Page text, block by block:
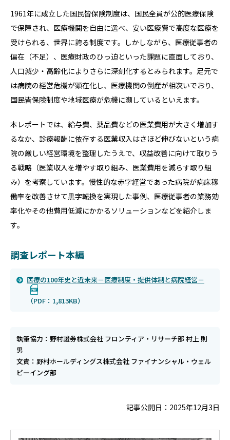
1961年に成立した国民皆保険制度は、国民全員が公的医療保険
で保障され、医療機関を自由に選べ、安い医療費で高度な医療を
受けられる、世界に誇る制度です。しかしながら、医療従事者の
偏在（不足）、医療財政のひっ迫といった課題に直面しており、
人口減少・高齢化によりさらに深刻化するとみられます。足元で
は病院の経営危機が顕在化し、医療機関の倒産が相次いでおり、
国民皆保険制度や地域医療が危機に瀕しているといえます。
本レポートでは、給与費、薬品費などの医業費用が大きく増加す
るなか、診療報酬に依存する医業収入はさほど伸びないという病
院の厳しい経営環境を整理したうえで、収益改善に向けて取りう
る戦略（医業収入を増やす取り組み、医業費用を減らす取り組
み）を考察しています。慢性的な赤字経営であった病院が病床稼
働率を改善させて黒字転換を実現した事例、医療従事者の業務効
率化やその他費用低減にかかるソリューションなどを紹介しま
す。
調査レポート本編
医療の100年史と近未来－医療制度・提供体制と病院経営－
（PDF：1,813KB）
執筆協力：野村證券株式会社 フロンティア・リサーチ部 村上 則
男
文責：野村ホールディングス株式会社 ファイナンシャル・ウェル
ビーイング部
記事公開日：2025年12月3日